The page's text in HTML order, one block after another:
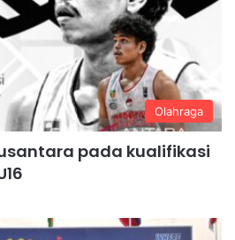
Olahraga
pada kualifikasi